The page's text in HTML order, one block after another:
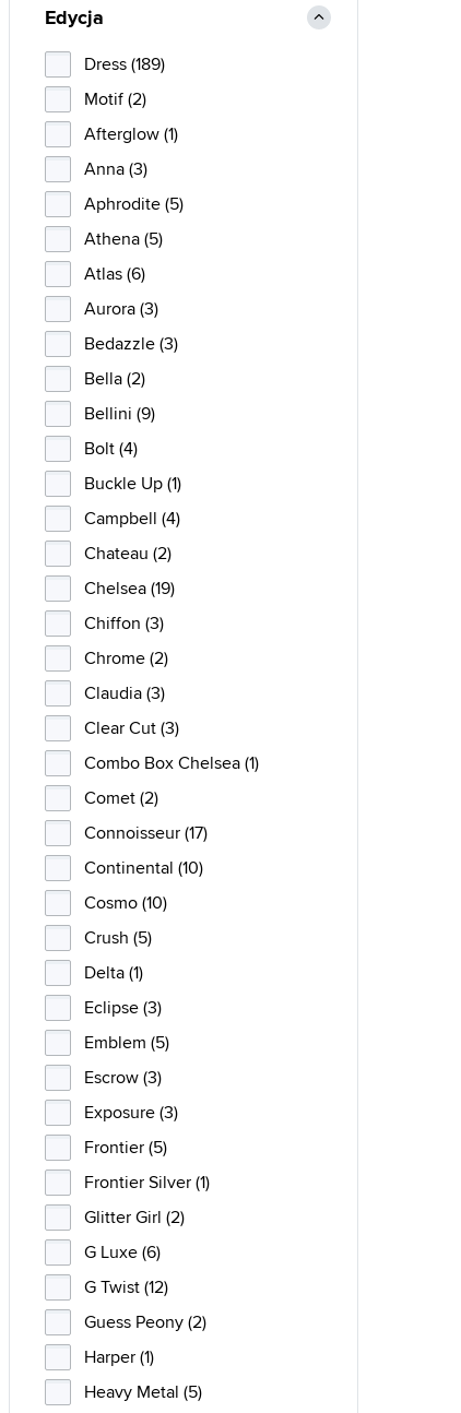
Edycja
Dress (189)
Motif (2)
Afterglow (1)
Anna (3)
Aphrodite (5)
Athena (5)
Atlas (6)
Aurora (3)
Bedazzle (3)
Bella (2)
Bellini (9)
Bolt (4)
Buckle Up (1)
Campbell (4)
Chateau (2)
Chelsea (19)
Chiffon (3)
Chrome (2)
Claudia (3)
Clear Cut (3)
Combo Box Chelsea (1)
Comet (2)
Connoisseur (17)
Continental (10)
Cosmo (10)
Crush (5)
Delta (1)
Eclipse (3)
Emblem (5)
Escrow (3)
Exposure (3)
Frontier (5)
Frontier Silver (1)
Glitter Girl (2)
G Luxe (6)
G Twist (12)
Guess Peony (2)
Harper (1)
Heavy Metal (5)